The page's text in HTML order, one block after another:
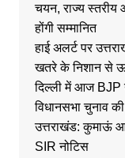
चयन, राज्य स्तरीय
होंगी सम्मानित
हाई अलर्ट पर
खतरे के निशान से
दिल्ली में आज BJP
विधानसभा चुनाव
उत्तराखंड: कुमाऊं
SIR नोटिस